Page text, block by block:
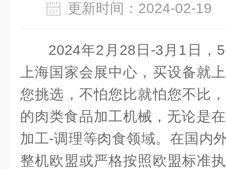
更新时间：2024-02-
2024年2月28日-3月1日，
上海国家会展中心，买设备就
您挑选，不怕您比就怕您不比
的肉类食品加工机械，无论是
加工-调理等肉食领域。在国内
整机欧盟或严格按照欧盟标准